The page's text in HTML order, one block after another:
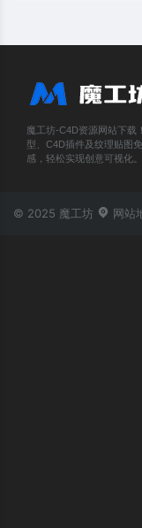
魔工坊-C4D资源网站下载
型、C4D插件及纹理贴图
感，轻松实现创意可视化。
© 2025 魔工坊 网站